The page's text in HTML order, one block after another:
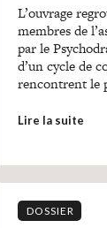
L’ouvrage
membres de
par le
d’un cycle de
rencontrent le
Lire la suite
DOSSIER